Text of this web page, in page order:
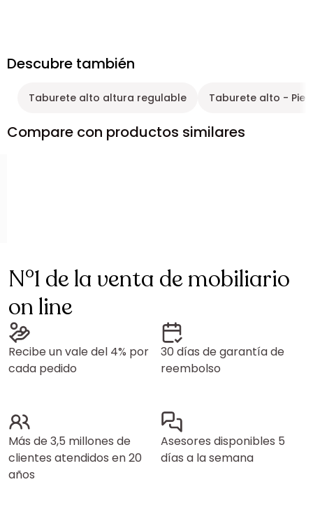
Descubre también
Taburete alto altura regulable Taburete alto - Piel
Compare con productos similares
N°1 de la venta de mobiliario
on line
Recibe un vale del 4% por
cada pedido
30 días de garantía de
reembolso
Más de 3,5 millones de
clientes atendidos en 20
años
Asesores disponibles 5
días a la semana